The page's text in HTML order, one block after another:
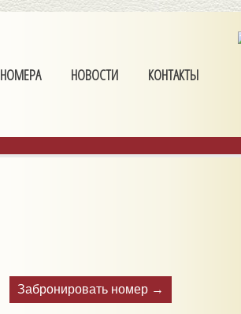
НОМЕРА НОВОСТИ КОНТАКТЫ
Забронировать номер →